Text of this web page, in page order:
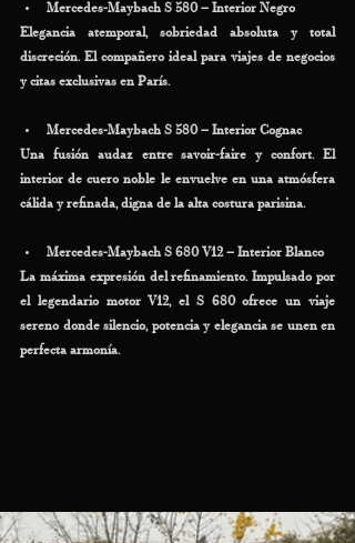
Mercedes-Maybach S 580 – Interior Negro
Elegancia atemporal, sobriedad absoluta y total
discreción. El compañero ideal para viajes de negocios
y citas exclusivas en París.
Mercedes-Maybach S 580 – Interior Cognac
Una fusión audaz entre savoir-faire y confort. El
interior de cuero noble le envuelve en una atmósfera
cálida y refinada, digna de la alta costura parisina.
Mercedes-Maybach S 680 V12 – Interior Blanco
La máxima expresión del refinamiento. Impulsado por
el legendario motor V12, el S 680 ofrece un viaje
sereno donde silencio, potencia y elegancia se unen en
perfecta armonía.